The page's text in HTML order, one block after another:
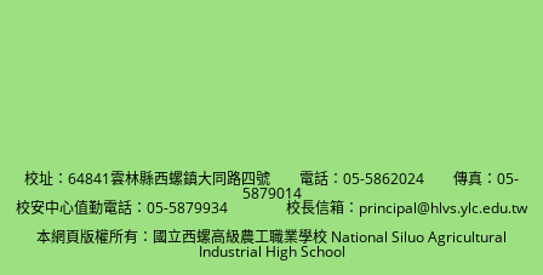
校址：64841雲林縣西螺鎮大同路四號 電話：05-5862024 傳真：05-
5879014
校安中心值勤電話：05-5879934 校長信箱：principal@hlvs.ylc.edu.tw
本網頁版權所有：國立西螺高級農工職業學校 National Siluo Agricultural
Industrial High School